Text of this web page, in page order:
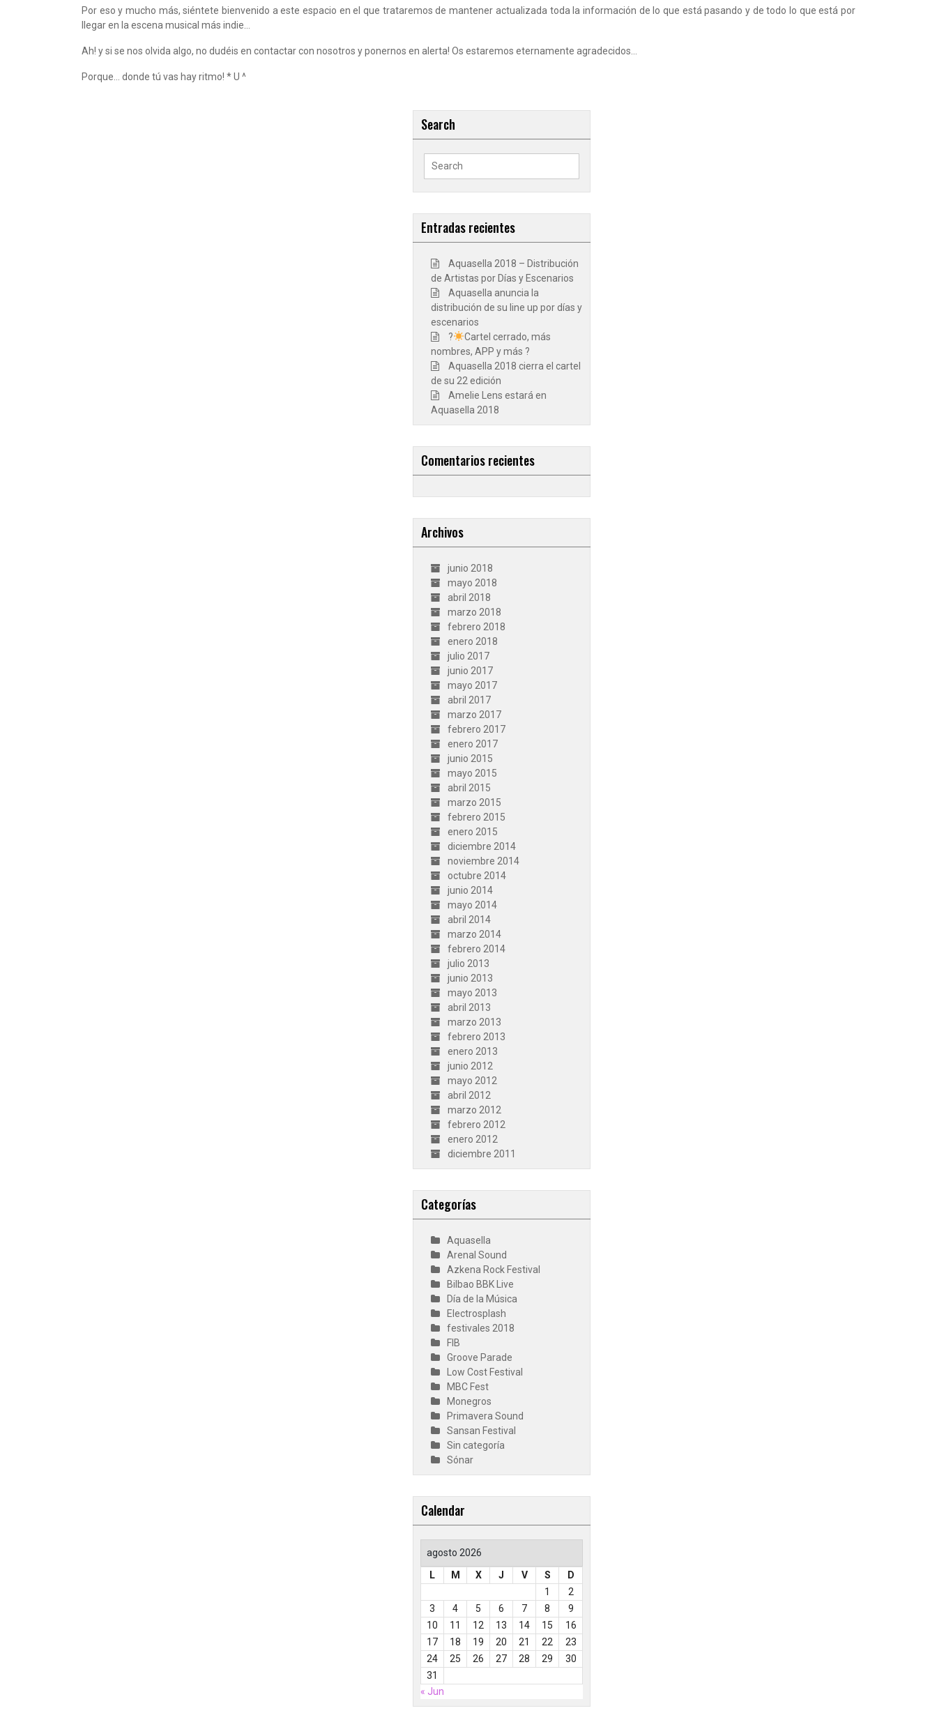
Por eso y mucho más, siéntete bienvenido a este espacio en el que trataremos de mantener actualizada toda la información de lo que está pasando y de todo lo que está por
llegar en la escena musical más indie…
Ah! y si se nos olvida algo, no dudéis en contactar con nosotros y ponernos en alerta! Os estaremos eternamente agradecidos…
Porque… donde tú vas hay ritmo! * U ^
Search
Search
Entradas recientes
Aquasella 2018 – Distribución
de Artistas por Días y Escenarios
Aquasella anuncia la
distribución de su line up por días y
escenarios
?
Cartel cerrado, más
nombres, APP y más ?
Aquasella 2018 cierra el cartel
de su 22 edición
Amelie Lens estará en
Aquasella 2018
Comentarios recientes
Archivos
junio 2018
mayo 2018
abril 2018
marzo 2018
febrero 2018
enero 2018
julio 2017
junio 2017
mayo 2017
abril 2017
marzo 2017
febrero 2017
enero 2017
junio 2015
mayo 2015
abril 2015
marzo 2015
febrero 2015
enero 2015
diciembre 2014
noviembre 2014
octubre 2014
junio 2014
mayo 2014
abril 2014
marzo 2014
febrero 2014
julio 2013
junio 2013
mayo 2013
abril 2013
marzo 2013
febrero 2013
enero 2013
junio 2012
mayo 2012
abril 2012
marzo 2012
febrero 2012
enero 2012
diciembre 2011
Categorías
Aquasella
Arenal Sound
Azkena Rock Festival
Bilbao BBK Live
Día de la Música
Electrosplash
festivales 2018
FIB
Groove Parade
Low Cost Festival
MBC Fest
Monegros
Primavera Sound
Sansan Festival
Sin categoría
Sónar
Calendar
agosto 2026
L
M X J V S
D
1
2
3
4 5 6 7 8
9
10
11 12 13 14 15
16
17
18 19 20 21 22
23
24
25 26 27 28 29
30
31
« Jun